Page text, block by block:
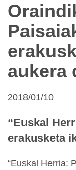
aukera
2018/01/10
“Euskal
erakusketa
“Euskal Herria: